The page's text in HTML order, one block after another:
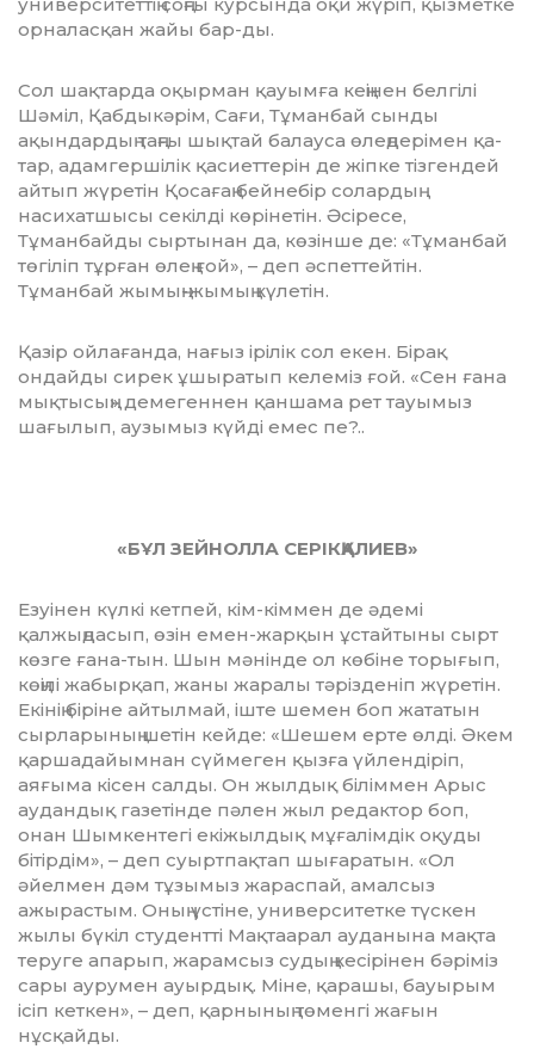
университеттің соңғы курсында оқи жүріп, қызметке
орналасқан жайы бар-ды.
Сол шақтарда оқырман қауымға кеңі­нен белгілі
Шәміл, Қабдыкәрім, Сағи, Тұманбай сынды
ақындардың таң­ғы шықтай балауса өлеңдерімен қа­
тар, адамгершілік қасиеттерін де жіпке тізгендей
айтып жүретін Қосағаң бейне­бір солардың
насихатшысы секілді кө­рінетін. Әсіресе,
Тұманбайды сыртынан да, көзінше де: «Тұманбай
төгіліп тұрған өлең ғой», – деп әспеттейтін.
Тұманбай жымың-жымың күлетін.
Қазір ойлағанда, нағыз ірілік сол екен. Бірақ
ондайды сирек ұшыратып ке­леміз ғой. «Сен ғана
мықтысың» демегеннен қаншама рет тауымыз
шағылып, аузымыз күйді емес пе?..
«БҰЛ ЗЕЙНОЛЛА СЕРІКҚАЛИЕВ»
Езуінен күлкі кетпей, кім-кіммен де әдемі
қалжыңдасып, өзін емен-жарқын ұстайтыны сырт
көзге ғана-тын. Шын мә­нінде ол көбіне торығып,
көңілі жа­быр­қап, жаны жаралы тәрізденіп жүре­тін.
Екінің біріне айтылмай, іште шемен боп жататын
сырларының шетін кейде: «Шешем ерте өлді. Әкем
қаршадайымнан сүймеген қызға үйлендіріп,
аяғыма кі­сен салды. Он жылдық біліммен Арыс
ау­дандық газетінде пәлен жыл редактор боп,
онан Шымкентегі екіжылдық мұ­ға­лімдік оқуды
бітірдім», – деп суырт­пақ­тап шығаратын. «Ол
әйелмен дәм тұ­зы­мыз жараспай, амалсыз
ажырас­тым. Оның үстіне, университетке түскен
жылы бүкіл студентті Мақтаарал ауда­ны­на мақта
теруге апарып, жарамсыз су­дың кесірінен бәріміз
сары аурумен ауы­рдық. Міне, қарашы, бауырым
ісіп кет­кен», – деп, қарнының төменгі жа­ғын
нұсқайды.